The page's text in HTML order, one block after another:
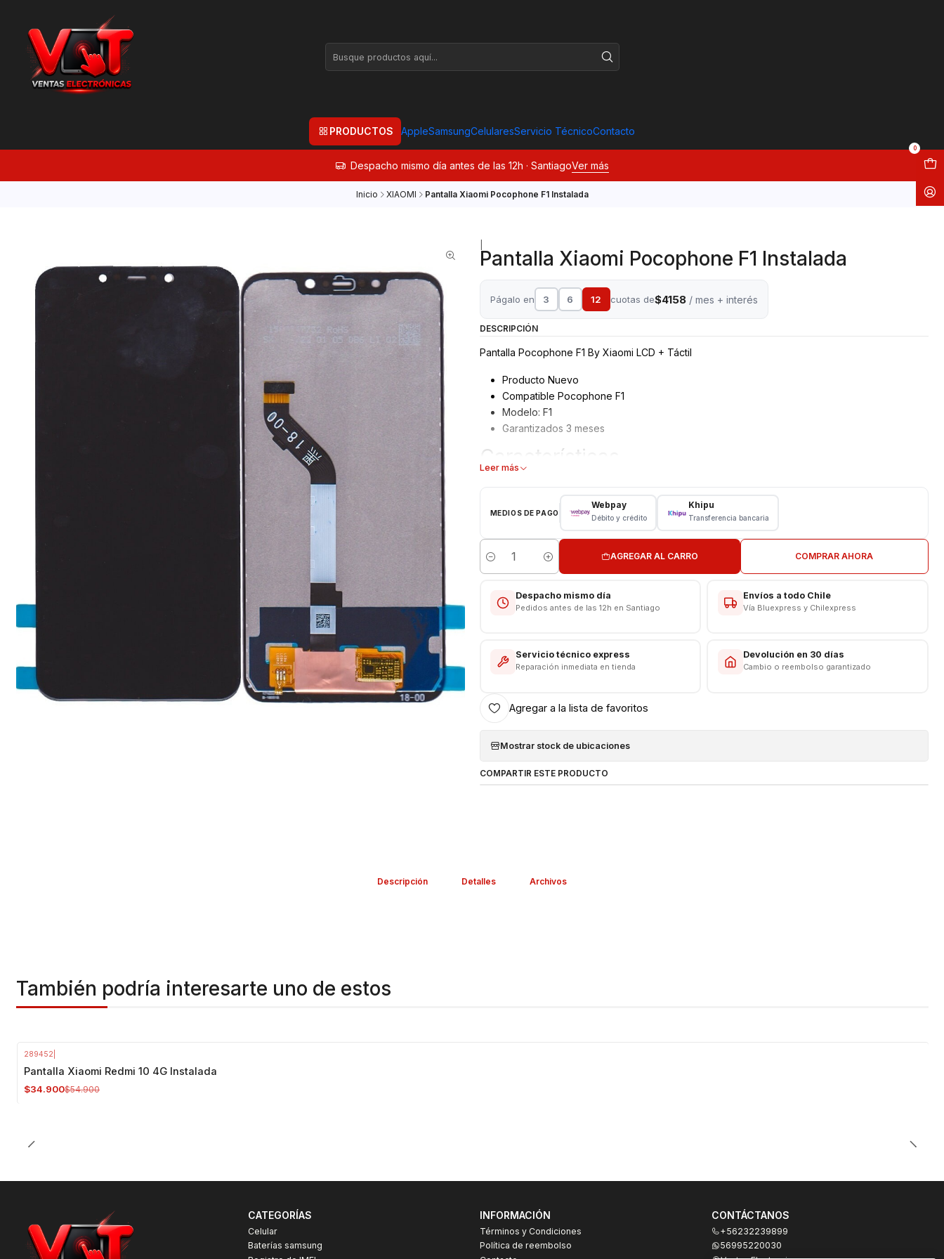
PRODUCTOS AppleSamsungCelularesServicio TécnicoContacto
0
Despacho mismo día antes de las 12h · SantiagoVer más
Inicio XIAOMI Pantalla Xiaomi Pocophone F1 Instalada
Pantalla Xiaomi Pocophone F1 Instalada
Págalo en 3 6 12 cuotas de$4158/ mes + interés
DESCRIPCIÓN
Pantalla Pocophone F1 By Xiaomi LCD + Táctil
Producto Nuevo
Compatible Pocophone F1
Modelo: F1
Garantizados 3 meses
Características
Modelo: Pocophone F1
Instalacion Incluida
Somos VENTAS ELECTRONICAS
Leer más
MEDIOS DE PAGO
Webpay
Débito y crédito
Khipu
Transferencia bancaria
Cantidad
AGREGAR AL CARRO COMPRAR AHORA
Despacho mismo día
Pedidos antes de las 12h en Santiago
Envíos a todo Chile
Vía Bluexpress y Chilexpress
Servicio técnico express
Reparación inmediata en tienda
Devolución en 30 días
Cambio o reembolso garantizado
Agregar a la lista de favoritos
Mostrar stock de ubicaciones
COMPARTIR ESTE PRODUCTO
Descripción Detalles Archivos
También podría interesarte uno de estos
289452
Pantalla Xiaomi Redmi 10 4G Instalada
$34.900$54.900
CATEGORÍAS
Celular
Baterías samsung
INFORMACIÓN
Términos y Condiciones
Política de reembolso
CONTÁCTANOS
+56232239899
56995220030